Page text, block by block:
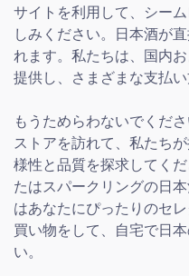
サイトを利用して、シー
しみください。日本酒が
れます。私たちは、国内
提供し、さまざまな支払
もうためらわないでくだ
ストアを訪れて、私たち
様性と品質を探求してく
たはスパークリングの日
はあなたにぴったりのセ
買い物をして、自宅で日
い。